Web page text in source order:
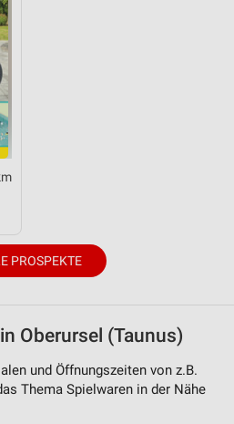
PROSPEKTE
Oberursel (Taunus)
und Öffnungszeiten von z.B.
Thema Spielwaren in der Nähe